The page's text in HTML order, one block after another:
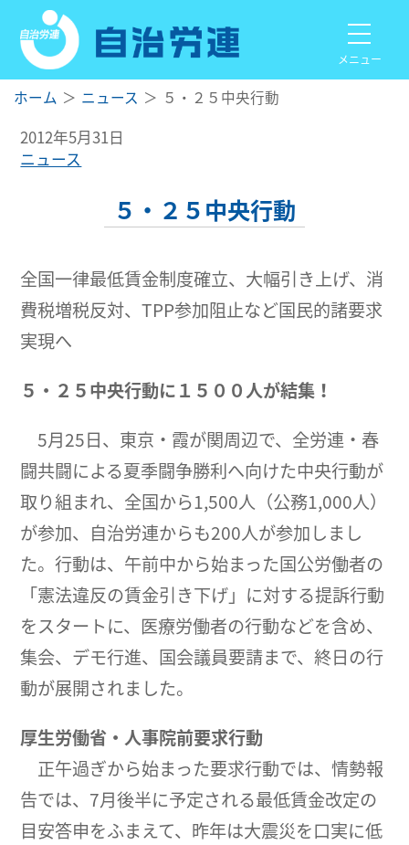
メニュー
ホーム ニュース ５・２５中央行動
2012年5月31日
ニュース
５・２５中央行動
全国一律最低賃金制度確立、大幅引き上げ、消
費税増税反対、TPP参加阻止など国民的諸要求
実現へ
５・２５中央行動に１５００人が結集！
5月25日、東京・霞が関周辺で、全労連・春
闘共闘による夏季闘争勝利へ向けた中央行動が
取り組まれ、全国から1,500人（公務1,000人）
が参加、自治労連からも200人が参加しまし
た。行動は、午前中から始まった国公労働者の
「憲法違反の賃金引き下げ」に対する提訴行動
をスタートに、医療労働者の行動などを含め、
集会、デモ行進、国会議員要請まで、終日の行
動が展開されました。
厚生労働省・人事院前要求行動
正午過ぎから始まった要求行動では、情勢報
告では、7月後半に予定される最低賃金改定の
目安答申をふまえて、昨年は大震災を口実に低